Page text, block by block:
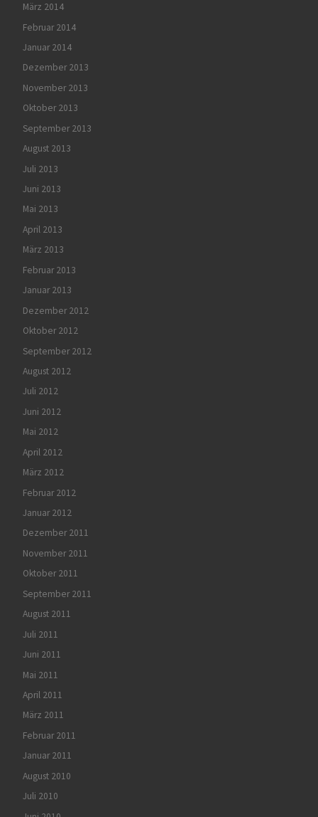
März 2014
Februar 2014
Januar 2014
Dezember 2013
November 2013
Oktober 2013
September 2013
August 2013
Juli 2013
Juni 2013
Mai 2013
April 2013
März 2013
Februar 2013
Januar 2013
Dezember 2012
Oktober 2012
September 2012
August 2012
Juli 2012
Juni 2012
Mai 2012
April 2012
März 2012
Februar 2012
Januar 2012
Dezember 2011
November 2011
Oktober 2011
September 2011
August 2011
Juli 2011
Juni 2011
Mai 2011
April 2011
März 2011
Februar 2011
Januar 2011
August 2010
Juli 2010